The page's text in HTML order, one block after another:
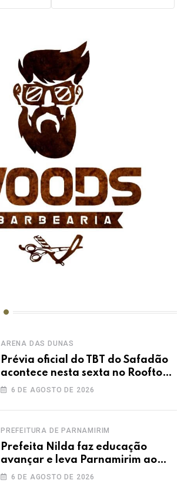
ARENA DAS DUNAS
Prévia oficial do TBT do Safadão
acontece nesta sexta no Rooftop
Dunas
6 DE AGOSTO DE 2026
PREFEITURA DE PARNAMIRIM
Prefeita Nilda faz educação
avançar e leva Parnamirim ao
maior IDEB da história dos anos
6 DE AGOSTO DE 2026